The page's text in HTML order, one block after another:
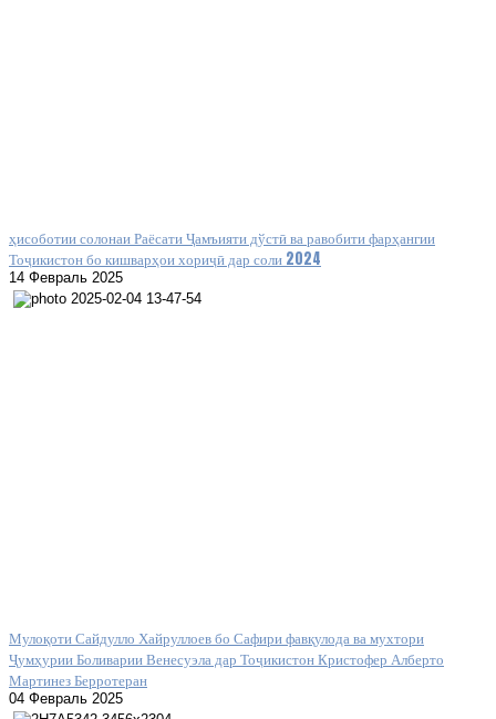
ҳисоботии солонаи Раёсати Ҷамъияти дўстӣ ва равобити фарҳангии
Тоҷикистон бо кишварҳои хориҷӣ дар соли 2024
14 Февраль 2025
Мулоқоти Сайдулло Хайруллоев бо Сафири фавқулода ва мухтори
Ҷумҳурии Боливарии Венесуэла дар Тоҷикистон Кристофер Алберто
Мартинез Берротеран
04 Февраль 2025